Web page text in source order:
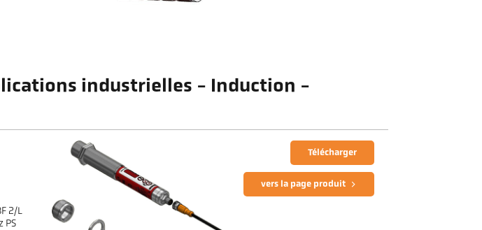
industrielles - Induction -
2/L
PS
Télécharger
vers la page produit